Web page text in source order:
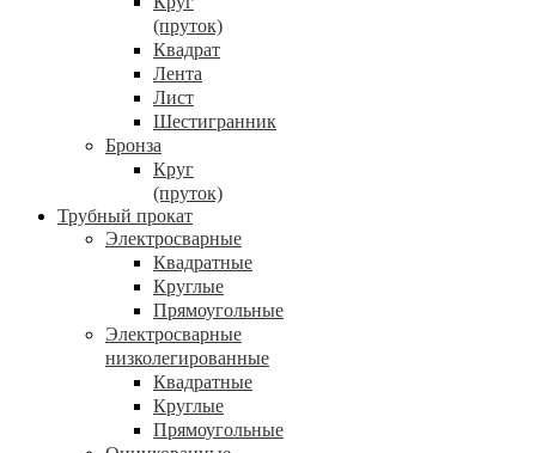
(пруток)
Квадрат
Лента
Лист
Шестигранник
Бронза
Круг
(пруток)
Трубный прокат
Электросварные
Квадратные
Круглые
Прямоугольные
Электросварные
низколегированные
Квадратные
Круглые
Прямоугольные